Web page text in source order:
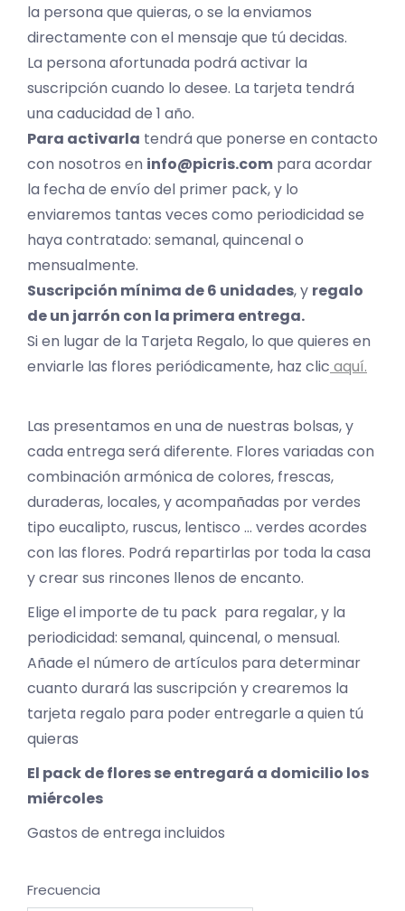
la persona que quieras, o se la enviamos
directamente con el mensaje que tú decidas.
La persona afortunada podrá activar la
suscripción cuando lo desee. La tarjeta tendrá
una caducidad de 1 año.
Para activarla tendrá que ponerse en contacto
con nosotros en info@picris.com para acordar
la fecha de envío del primer pack, y lo
enviaremos tantas veces como periodicidad se
haya contratado: semanal, quincenal o
mensualmente.
Suscripción mínima de 6 unidades, y regalo
de un jarrón con la primera entrega.
Si en lugar de la Tarjeta Regalo, lo que quieres en
enviarle las flores periódicamente, haz clic aquí.
Las presentamos en una de nuestras bolsas, y
cada entrega será diferente. Flores variadas con
combinación armónica de colores, frescas,
duraderas, locales, y acompañadas por verdes
tipo eucalipto, ruscus, lentisco … verdes acordes
con las flores. Podrá repartirlas por toda la casa
y crear sus rincones llenos de encanto.
Elige el importe de tu pack para regalar, y la
periodicidad: semanal, quincenal, o mensual.
Añade el número de artículos para determinar
cuanto durará las suscripción y crearemos la
tarjeta regalo para poder entregarle a quien tú
quieras
El pack de flores se entregará a domicilio los
miércoles
Gastos de entrega incluidos
Frecuencia